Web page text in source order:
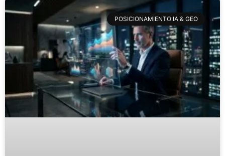
POSICIONAMIENTO IA & GEO